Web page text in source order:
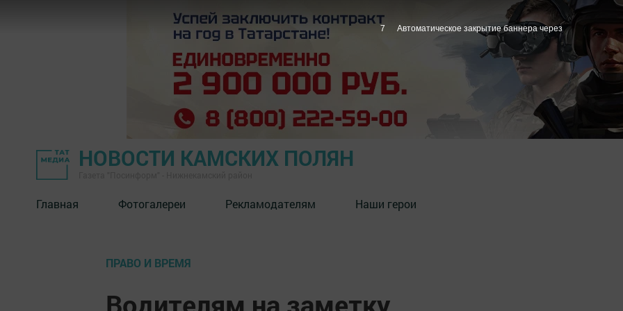
НОВОСТИ КАМСКИХ ПОЛЯН
Главная Фотогалереи Рекламодателям Наши герои
ПРАВО И ВРЕМЯ
Водителям на заметку
6 Автоматическое закрытие баннера через